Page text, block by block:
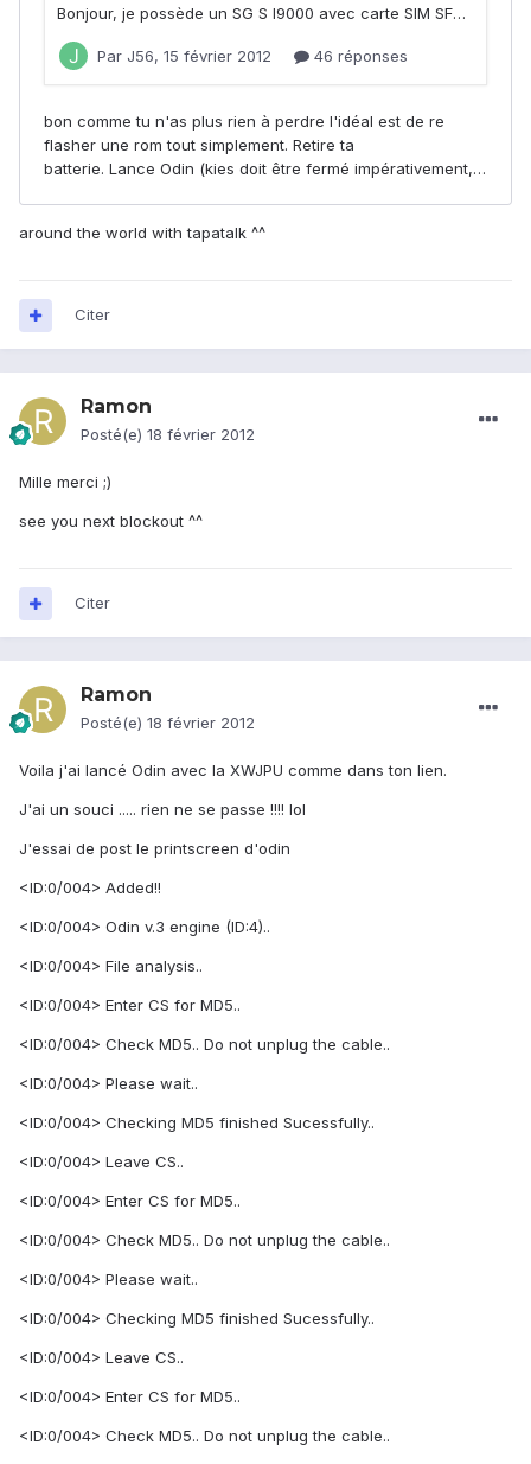
around the world with tapatalk ^^
Citer
Ramon
Posté(e) 18 février 2012
Mille merci ;)
see you next blockout ^^
Citer
Ramon
Posté(e) 18 février 2012
Voila j'ai lancé Odin avec la XWJPU comme dans ton lien.
J'ai un souci ..... rien ne se passe !!!! lol
J'essai de post le printscreen d'odin
<ID:0/004> Added!!
<ID:0/004> Odin v.3 engine (ID:4)..
<ID:0/004> File analysis..
<ID:0/004> Enter CS for MD5..
<ID:0/004> Check MD5.. Do not unplug the cable..
<ID:0/004> Please wait..
<ID:0/004> Checking MD5 finished Sucessfully..
<ID:0/004> Leave CS..
<ID:0/004> Enter CS for MD5..
<ID:0/004> Check MD5.. Do not unplug the cable..
<ID:0/004> Please wait..
<ID:0/004> Checking MD5 finished Sucessfully..
<ID:0/004> Leave CS..
<ID:0/004> Enter CS for MD5..
<ID:0/004> Check MD5.. Do not unplug the cable..